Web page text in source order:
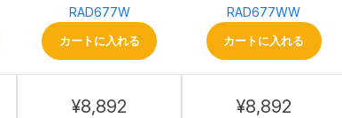
RAD677W
カートに入れる
¥8,892
RAD677WW
カートに入れる
¥8,892